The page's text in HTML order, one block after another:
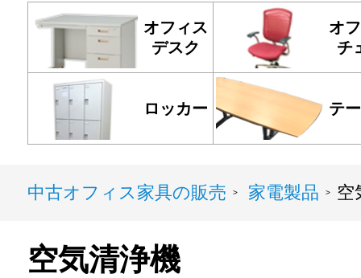
オフィス
デスク
オ
チ
ロッカー テ
中古オフィス家具の販売 > 家電製品 > 空
空気清浄機